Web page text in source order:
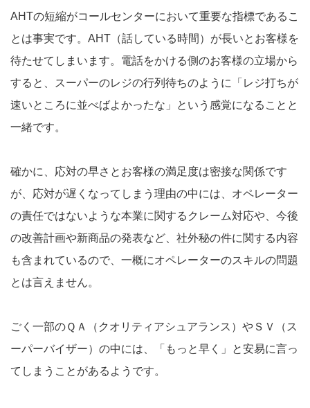
AHTの短縮がコールセンターにおいて重要な指標であるこ
とは事実です。AHT（話している時間）が長いとお客様を
待たせてしまいます。電話をかける側のお客様の立場から
すると、スーパーのレジの行列待ちのように「レジ打ちが
速いところに並べばよかったな」という感覚になることと
一緒です。
確かに、応対の早さとお客様の満足度は密接な関係です
が、応対が遅くなってしまう理由の中には、オペレーター
の責任ではないような本業に関するクレーム対応や、今後
の改善計画や新商品の発表など、社外秘の件に関する内容
も含まれているので、一概にオペレーターのスキルの問題
とは言えません。
ごく一部のＱＡ（クオリティアシュアランス）やＳＶ（ス
ーパーバイザー）の中には、「もっと早く」と安易に言っ
てしまうことがあるようです。